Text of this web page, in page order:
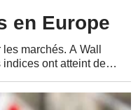
en Europe
marchés. A Wall
ont atteint de
détente de la...